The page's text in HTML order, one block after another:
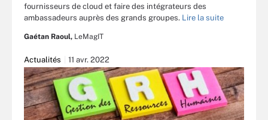
fournisseurs de cloud et faire des intégrateurs des
ambassadeurs auprès des grands groupes. Lire la suite
Gaétan Raoul, LeMagIT
Actualités 11 avr. 2022